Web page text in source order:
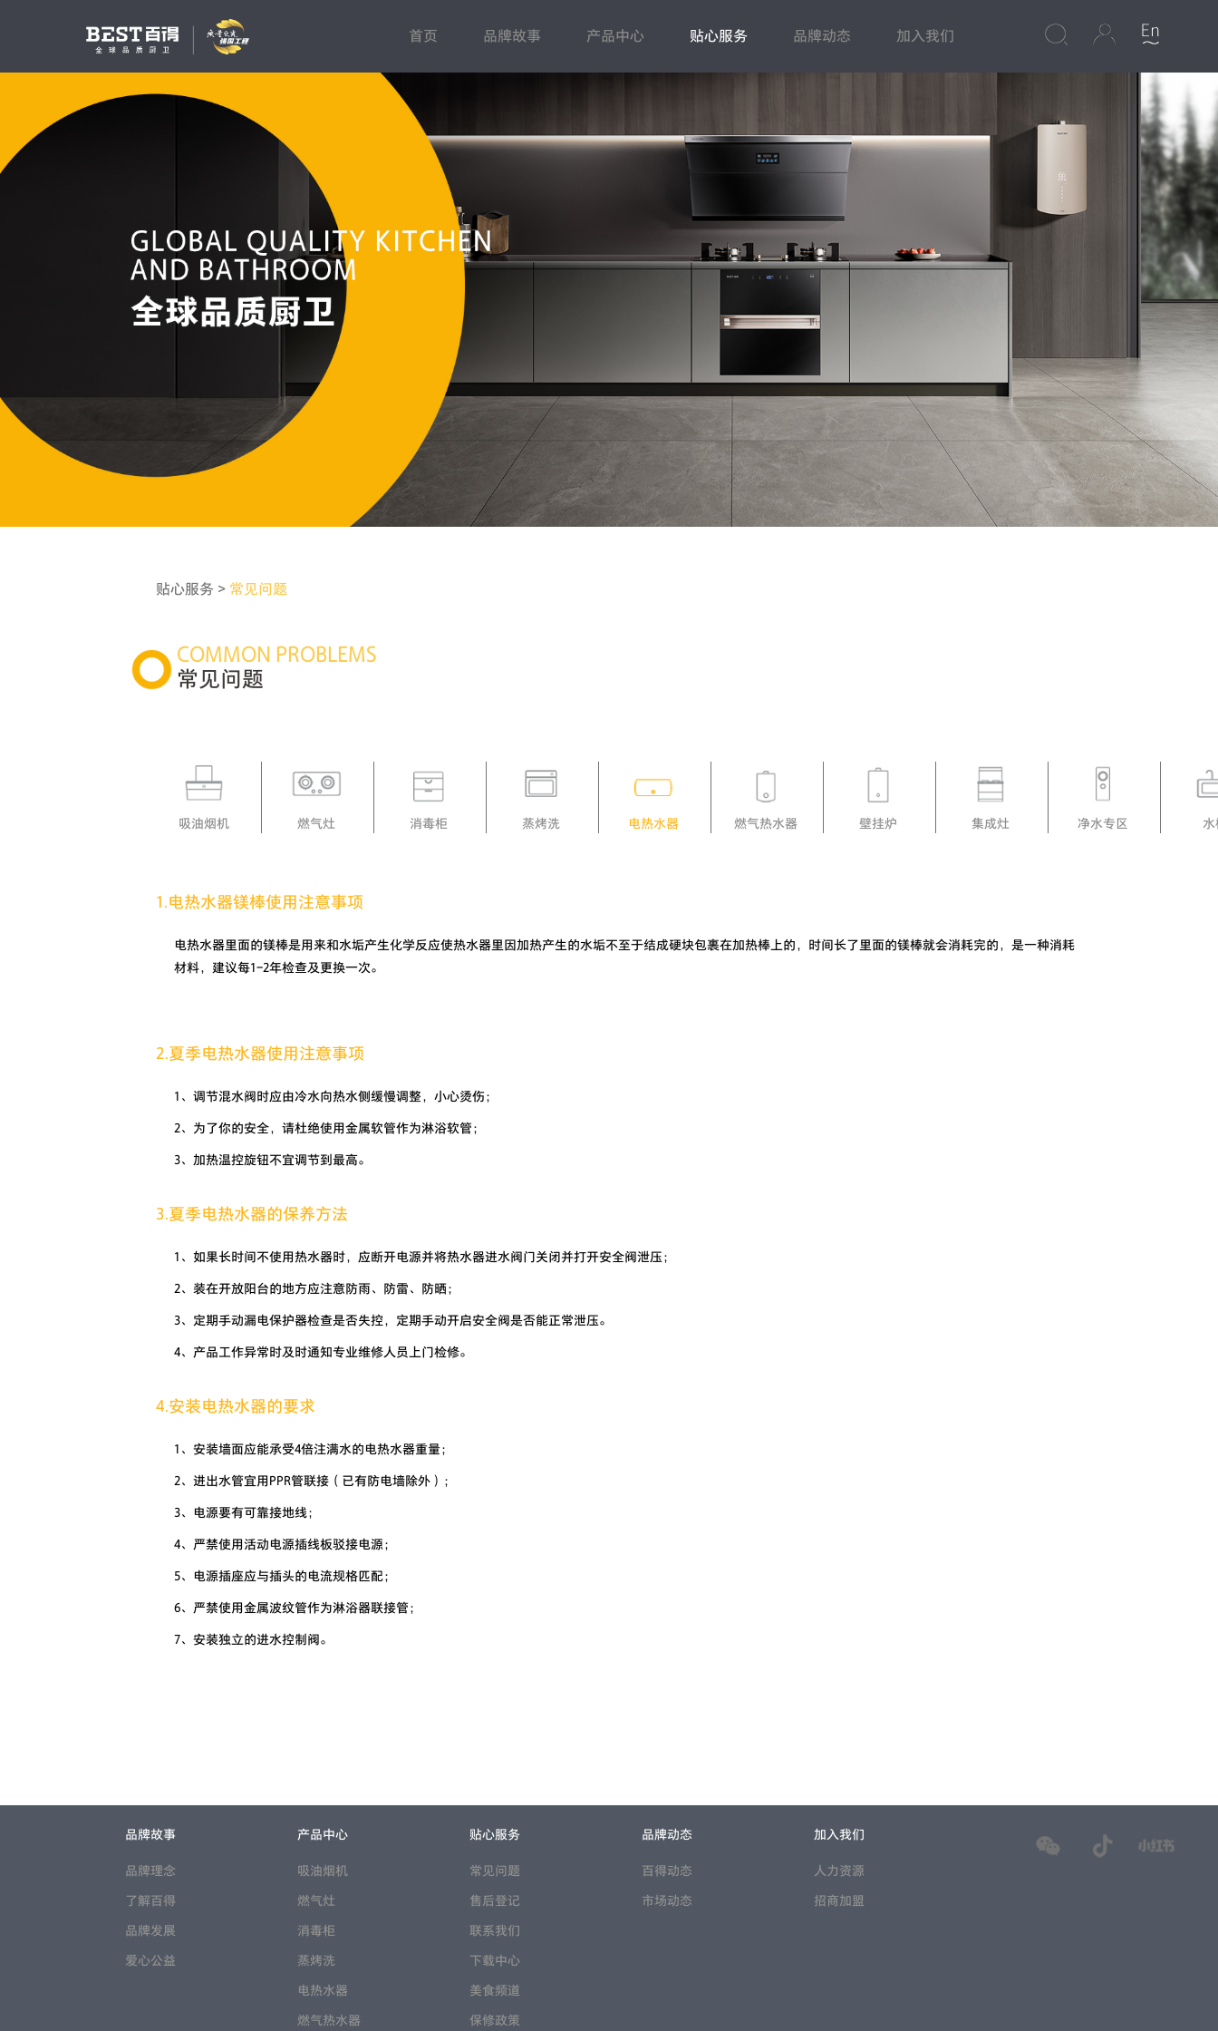
首页 品牌故事 产品中心
燃气灶 蒸烤洗 电热水器 燃气热水器 壁挂炉 集成灶 净水专区
贴心服务
常见问题 售后登记 联系我们 下载中心 美食频道 保修政策
品牌动态
百得动态 市场动态
加入我们
人力资源 招商加盟
贴心服务 > 常见问题
COMMON PROBLEMS
常见问题
吸油烟机 燃气灶 消毒柜 蒸烤洗 电热水器 燃气热水器 壁挂炉 集成灶 净水专区 水
1.电热水器镁棒使用注意事项
电热水器里面的镁棒是用来和水垢产生化学反应使热水器里因加热产生的水垢不至于结成硬块包裹在加热棒上的，时间长了里面的镁棒就会消耗完的，是一种消耗
材料，建议每1-2年检查及更换一次。
2.夏季电热水器使用注意事项
1、调节混水阀时应由冷水向热水侧缓慢调整，小心烫伤；
2、为了你的安全，请杜绝使用金属软管作为淋浴软管；
3、加热温控旋钮不宜调节到最高。
3.夏季电热水器的保养方法
1、如果长时间不使用热水器时，应断开电源并将热水器进水阀门关闭并打开安全阀泄压；
2、装在开放阳台的地方应注意防雨、防雷、防晒；
3、定期手动漏电保护器检查是否失控，定期手动开启安全阀是否能正常泄压。
4、产品工作异常时及时通知专业维修人员上门检修。
4.安装电热水器的要求
1、安装墙面应能承受4倍注满水的电热水器重量；
2、进出水管宜用PPR管联接（已有防电墙除外）；
3、电源要有可靠接地线；
4、严禁使用活动电源插线板驳接电源；
5、电源插座应与插头的电流规格匹配；
6、严禁使用金属波纹管作为淋浴器联接管；
7、安装独立的进水控制阀。
品牌故事
品牌理念
了解百得
品牌发展
爱心公益
产品中心
吸油烟机
燃气灶
消毒柜
蒸烤洗
电热水器
燃气热水器
贴心服务
常见问题
售后登记
联系我们
下载中心
美食频道
保修政策
品牌动态
百得动态
市场动态
加入我们
人力资源
招商加盟